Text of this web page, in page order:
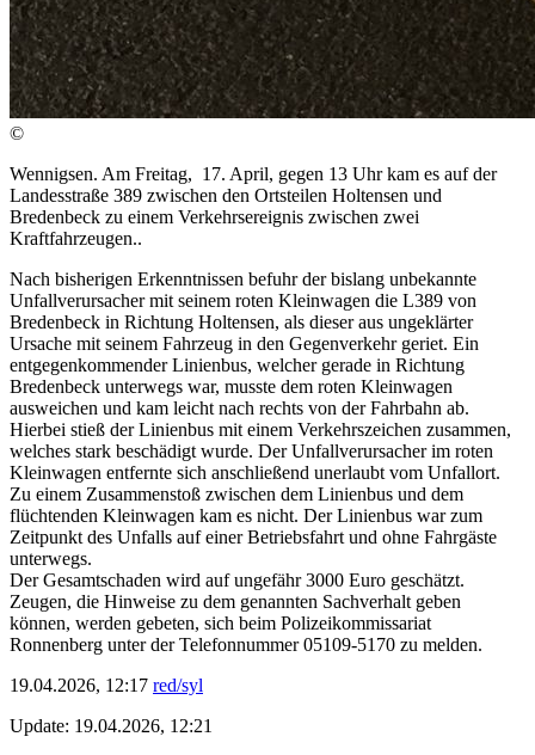
©
Wennigsen. Am Freitag, 17. April, gegen 13 Uhr kam es auf der
Landesstraße 389 zwischen den Ortsteilen Holtensen und
Bredenbeck zu einem Verkehrsereignis zwischen zwei
Kraftfahrzeugen..
Nach bisherigen Erkenntnissen befuhr der bislang unbekannte
Unfallverursacher mit seinem roten Kleinwagen die L389 von
Bredenbeck in Richtung Holtensen, als dieser aus ungeklärter
Ursache mit seinem Fahrzeug in den Gegenverkehr geriet. Ein
entgegenkommender Linienbus, welcher gerade in Richtung
Bredenbeck unterwegs war, musste dem roten Kleinwagen
ausweichen und kam leicht nach rechts von der Fahrbahn ab.
Hierbei stieß der Linienbus mit einem Verkehrszeichen zusammen,
welches stark beschädigt wurde. Der Unfallverursacher im roten
Kleinwagen entfernte sich anschließend unerlaubt vom Unfallort.
Zu einem Zusammenstoß zwischen dem Linienbus und dem
flüchtenden Kleinwagen kam es nicht. Der Linienbus war zum
Zeitpunkt des Unfalls auf einer Betriebsfahrt und ohne Fahrgäste
unterwegs.
Der Gesamtschaden wird auf ungefähr 3000 Euro geschätzt.
Zeugen, die Hinweise zu dem genannten Sachverhalt geben
können, werden gebeten, sich beim Polizeikommissariat
Ronnenberg unter der Telefonnummer 05109-5170 zu melden.
19.04.2026, 12:17 red/syl
Update: 19.04.2026, 12:21